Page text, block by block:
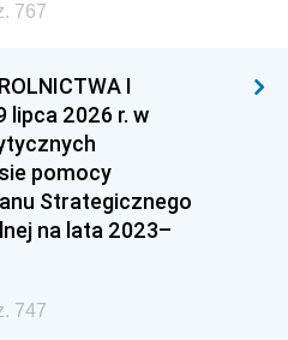
767
I
lipca 2026 r. w
pomocy
Strategicznego
na lata 2023–
747